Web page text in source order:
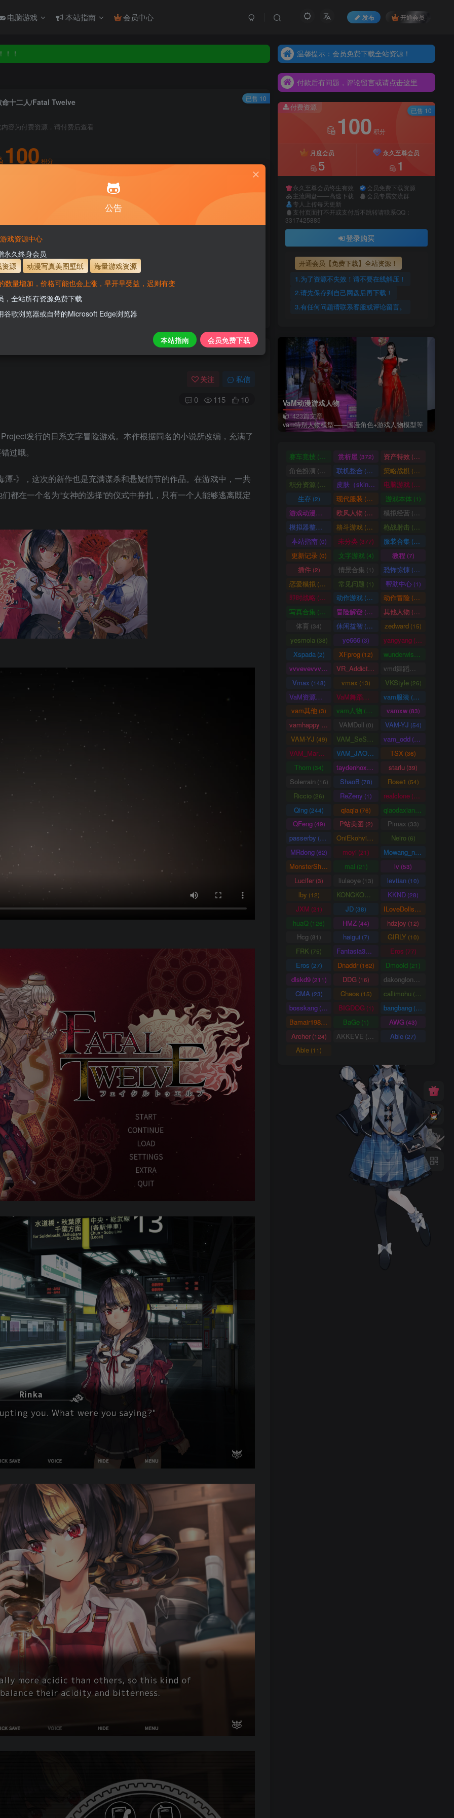
电脑游戏 本站指南 会员中心 发布 开通会员
命十二人/Fatal Twelve
容为付费资源，请付费后查看
100 积分
永久至尊会员 1
效 会员免费下载资源
开通会员【免费下载】全站资源！
已售 10
关注 私信
0 115 10
发行的日系文字冒险游戏。本作根据同名的小说所改编，充满了
过哦。
-》，这次的新作也是充满谋杀和悬疑情节的作品。在游戏中，一共
都在一个名为“女神的选择”的仪式中挣扎，只有一个人能够逃离既定
温馨提示：会员免费下载全站资源！
温馨提示：会员免费下载全站资源！
付款后有问题，评论留言或请点击这里
付款后有问题，评论留言或请点击这里
付款后有问题，评论留言或请点击这里
付费资源
100 积分
月度会员
5
永久至尊会员
1
永久至尊会员终生有效
会员免费下载资源
主流网盘——高速下载
会员专属交流群
专人上传每天更新
支付页面打不开或支付后不跳转请联系QQ：
3317425885
登录购买
开通会员【免费下载】全站资源！
1.为了资源不失效！请不要在线解压！
2.请先保存到自己网盘后再下载！
3.有任何问题请联系客服或评论留言。
已售 10
VaM动漫游戏人物
423篇文章
vam特别人物模型——国漫角色+游戏人物模型等
赛车竞技 (36) 赏析屋 (372) 资产特效 (224)
角色扮演 (207) 联机整合 (34) 策略战棋 (71)
积分资源 (3246) 皮肤（skin） (1)电脑游戏 (1003)
生存(2) 现代服装 (929) 游戏本体 (1)
游戏动漫古装 (466)
欧风人物 (62) 模拟经营 (57)
模拟器整合 格斗游戏 (25) 枪战射击 (105)
本站指南(0) 未分类 (377) 服装合集 (20)
更新记录(0) 文字游戏(4) 教程 (7)
插件(2) 情景合集 (1) 恐怖惊悚 (64)
恋爱模拟 (101) 常见问题 (1) 帮助中心(1)
即时战略 (14) 动作游戏 (33) 动作冒险 (336)
写真合集 (370) 冒险解谜 (30) 其他人物 (661)
体育 (34) 休闲益智 (69) zedward (15)
yesmola (38) ye666 (3) yangyang (86)
Xspada(2) XFprog (12) wunderwise(1)
vvvevevvv
(191) VR_Addict
(38) vmd舞蹈数据
Vmax (148) vmax (13) VKStyle(26)
VaM资源中心 (4163) VaM舞蹈视频 (5)vam服装 (1458)
vam其他 (3) vam人物 (3105) vamxw(83)
vamhappy VAMDoll (0) VAM-YJ (54)
VAM-YJ (49) VAM_SeSe vam_odd (20)
VAM_Mars(0) VAM_JAO
(15) TSX (36)
Thorn(34) taydenhoxe(8) starlu (39)
Solerrain (16) ShaoB (78) Rose1 (54)
Riccio (26) ReZeny (1) realclone (70)
Qing (244) qiaqia (76) qiaodaxian
(16)
QFeng(49) P站美图 (2) Pimax (33)
passerby (26) OniEkohvius Neiro(6)
MRdong (62) moyi (21) Mowang_nixi
MonsterShinkai (38)mai (21) lv (53)
Lucifer(3) liulaoye (13) levtian (10)
lby (12) KONGKONG KKND (28)
JXM (21) JD (38) ILoveDolls
(66)
huaQ (126) HMZ (44) hdzjoy (12)
Hcg (81) haigui (7) GIRLY(10)
FRK (75) Fantasia3DArt (55)Eros (77)
Eros (27) Dnaddr(162) Dmoold (21)
dlskd9(211) DDG (16) dakonglong
CMA (23) Chaos (15) callimohu (57)
bosskang (85) BIGDOG(1) bangbang (22)
Bamair1984(15) BaGe (1) AWG (43)
Archer(124) AKKEVE (114) Able (27)
Abie (11)
公告
戏资源中心
永久终身会员
资源
动漫写真美图壁纸
海量游戏资源
数量增加，价格可能也会上涨，早开早受益，迟则有变
，全站所有资源免费下载
谷歌浏览器或自带的Microsoft Edge浏览器
本站指南 会员免费下载